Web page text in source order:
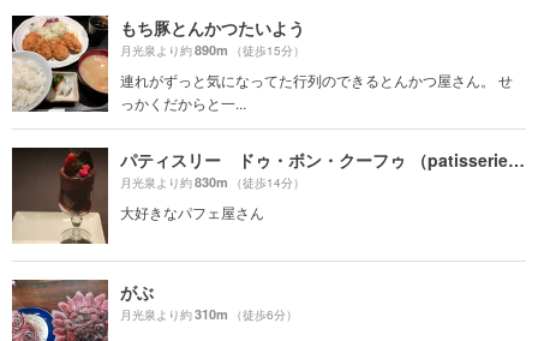
もち豚とんかつたいよう
月光泉より約890m （徒歩15分）
連れがずっと気になってた行列のできるとんかつ屋さん。 せ
っかくだからと一...
パティスリー ドゥ・ボン・クーフゥ （patisserie de bon coeur ）
月光泉より約830m （徒歩14分）
大好きなパフェ屋さん
がぶ
月光泉より約310m （徒歩6分）